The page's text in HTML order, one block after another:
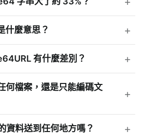
什麼意思？
有什麼差別？
何檔案，還是只能編碼文
資料送到任何地方嗎？